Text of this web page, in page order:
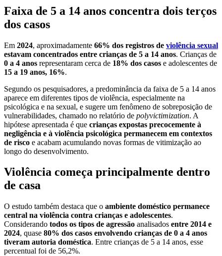
Faixa de 5 a 14 anos concentra dois terços
dos casos
Em 2024, aproximadamente 66% dos registros de violência sexual
estavam concentrados entre crianças de 5 a 14 anos. Crianças de
0 a 4 anos representaram cerca de 18% dos casos e adolescentes de
15 a 19 anos, 16%.
Segundo os pesquisadores, a predominância da faixa de 5 a 14 anos
aparece em diferentes tipos de violência, especialmente na
psicológica e na sexual, e sugere um fenômeno de sobreposição de
vulnerabilidades, chamado no relatório de polyvictimization. A
hipótese apresentada é que crianças expostas precocemente à
negligência e à violência psicológica permanecem em contextos
de risco e acabam acumulando novas formas de vitimização ao
longo do desenvolvimento.
Violência começa principalmente dentro
de casa
O estudo também destaca que o ambiente doméstico permanece
central na violência contra crianças e adolescentes.
Considerando todos os tipos de agressão analisados entre 2014 e
2024, quase 80% dos casos envolvendo crianças de 0 a 4 anos
tiveram autoria doméstica. Entre crianças de 5 a 14 anos, esse
percentual foi de 56,2%.